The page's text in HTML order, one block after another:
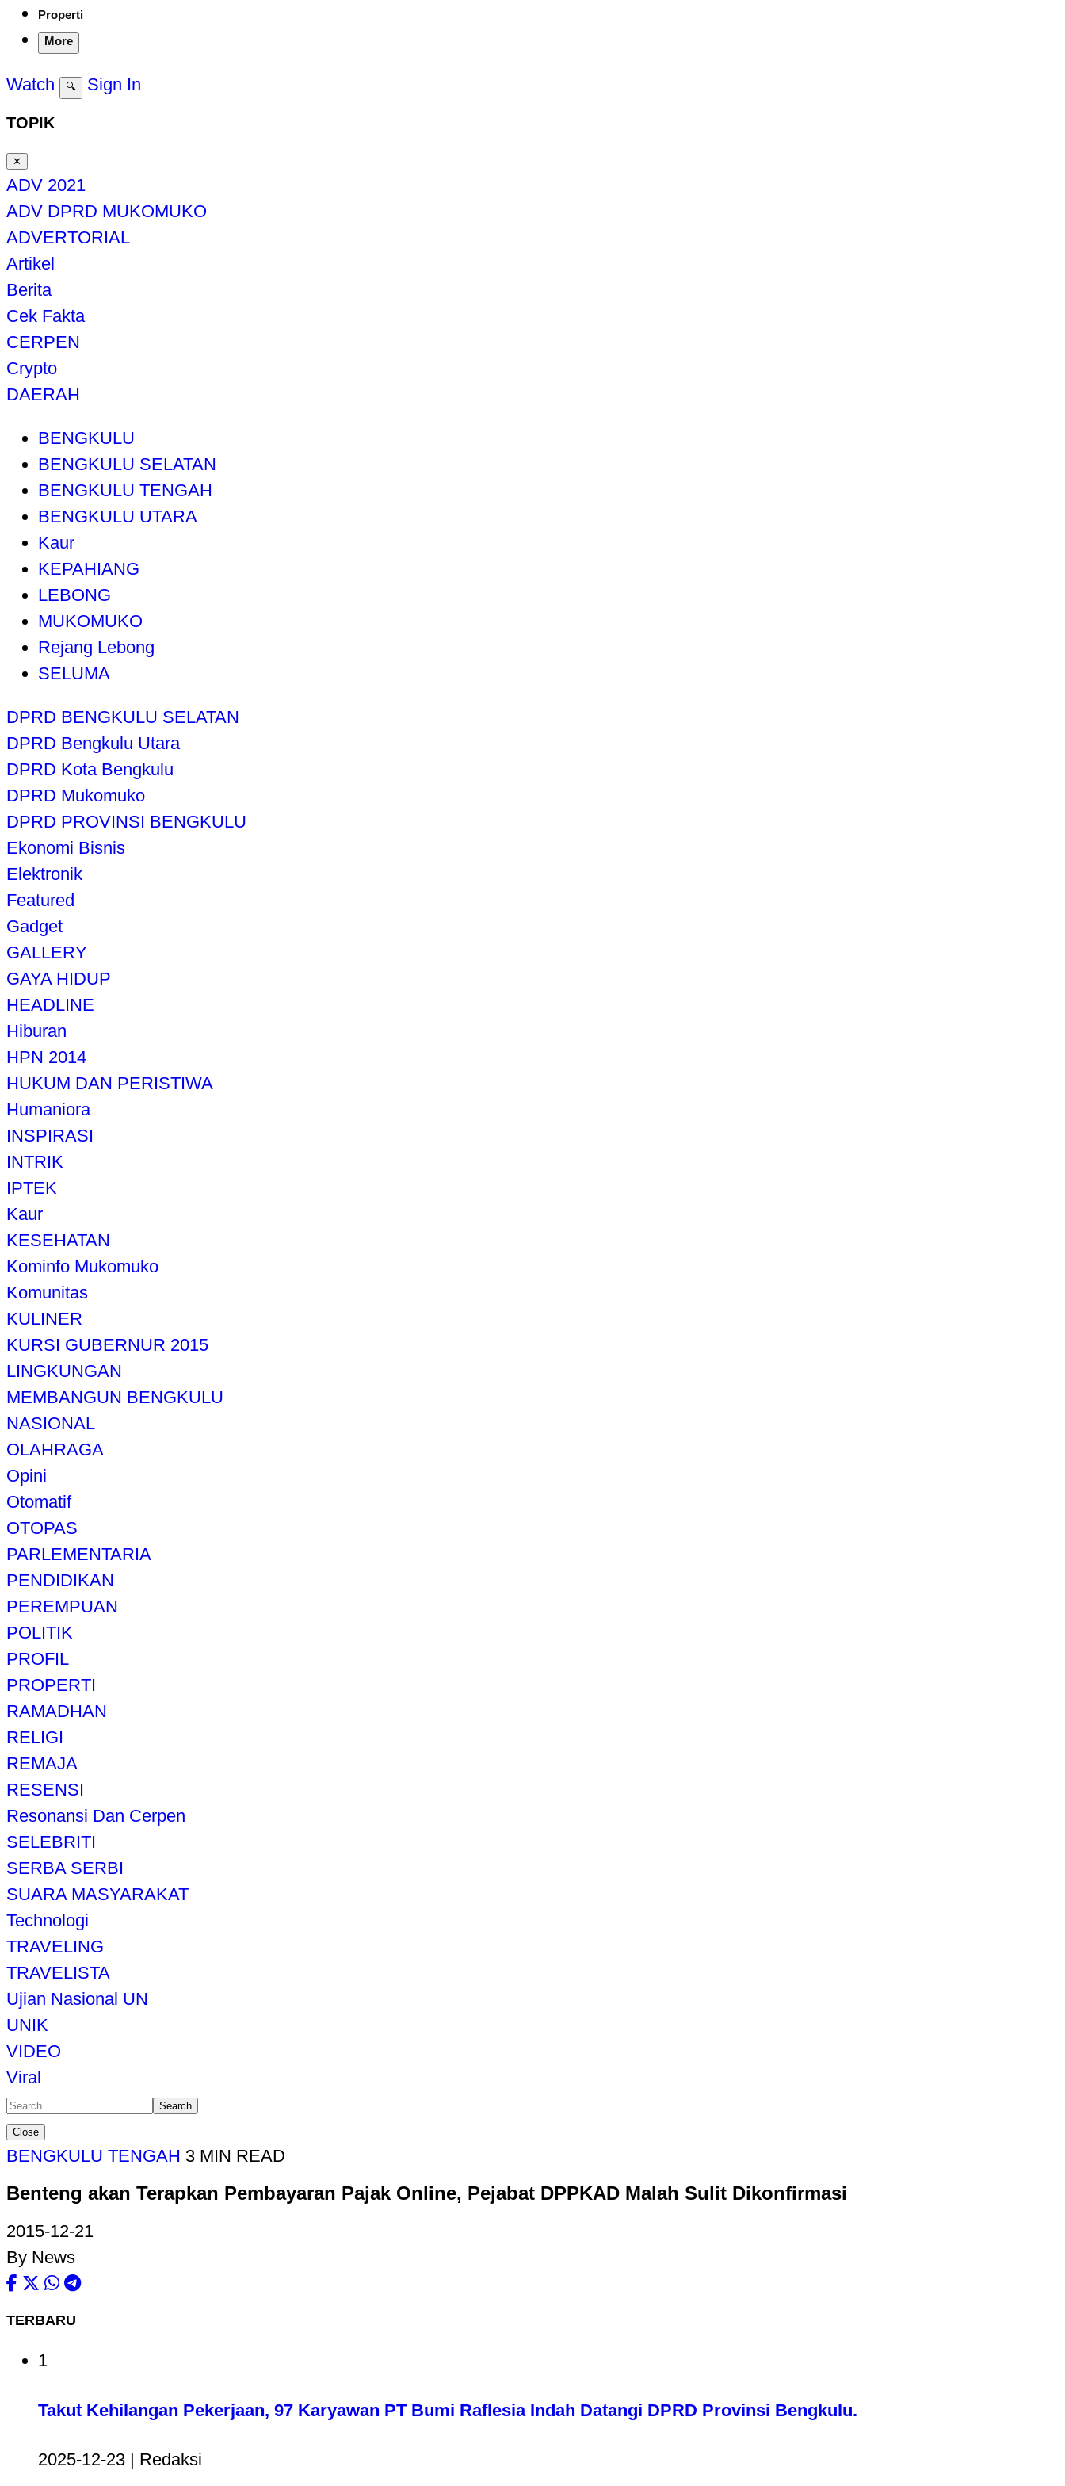
Properti
More
Watch 🔍 Sign In
TOPIK
✕
ADV 2021
ADV DPRD MUKOMUKO
ADVERTORIAL
Artikel
Berita
Cek Fakta
CERPEN
Crypto
DAERAH
BENGKULU
BENGKULU SELATAN
BENGKULU TENGAH
BENGKULU UTARA
Kaur
KEPAHIANG
LEBONG
MUKOMUKO
Rejang Lebong
SELUMA
DPRD BENGKULU SELATAN
DPRD Bengkulu Utara
DPRD Kota Bengkulu
DPRD Mukomuko
DPRD PROVINSI BENGKULU
Ekonomi Bisnis
Elektronik
Featured
Gadget
GALLERY
GAYA HIDUP
HEADLINE
Hiburan
HPN 2014
HUKUM DAN PERISTIWA
Humaniora
INSPIRASI
INTRIK
IPTEK
Kaur
KESEHATAN
Kominfo Mukomuko
Komunitas
KULINER
KURSI GUBERNUR 2015
LINGKUNGAN
MEMBANGUN BENGKULU
NASIONAL
OLAHRAGA
Opini
Otomatif
OTOPAS
PARLEMENTARIA
PENDIDIKAN
PEREMPUAN
POLITIK
PROFIL
PROPERTI
RAMADHAN
RELIGI
REMAJA
RESENSI
Resonansi Dan Cerpen
SELEBRITI
SERBA SERBI
SUARA MASYARAKAT
Technologi
TRAVELING
TRAVELISTA
Ujian Nasional UN
UNIK
VIDEO
Viral
Search
Close
BENGKULU TENGAH 3 MIN READ
Benteng akan Terapkan Pembayaran Pajak Online, Pejabat DPPKAD Malah Sulit Dikonfirmasi
2015-12-21
By News
TERBARU
1
Takut Kehilangan Pekerjaan, 97 Karyawan PT Bumi Raflesia Indah Datangi DPRD Provinsi Bengkulu.
2025-12-23 | Redaksi